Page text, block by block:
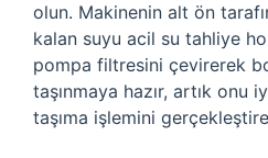
olun. Makinenin alt ön
kalan suyu acil su tahliye
pompa filtresini çevirerek
taşınmaya hazır, artık onu
taşıma işlemini